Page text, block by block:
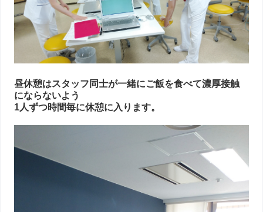
昼休憩はスタッフ同士が一緒にご飯を食べて濃厚接触
にならないよう
1人ずつ時間毎に休憩に入ります。